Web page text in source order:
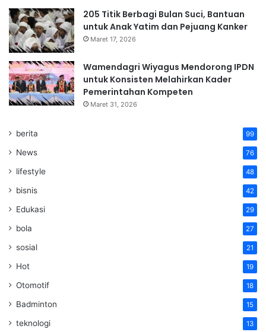
205 Titik Berbagi Bulan Suci, Bantuan
untuk Anak Yatim dan Pejuang Kanker
Maret 17, 2026
Wamendagri Wiyagus Mendorong IPDN
untuk Konsisten Melahirkan Kader
Pemerintahan Kompeten
Maret 31, 2026
berita 99
News 76
lifestyle 48
bisnis 42
Edukasi 29
bola 27
sosial 21
Hot 19
Otomotif 18
Badminton 15
teknologi 13